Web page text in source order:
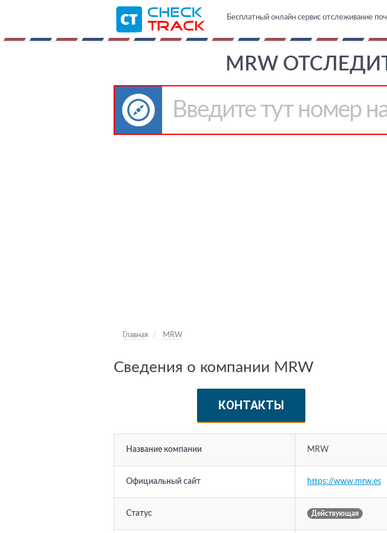
Бесплатный онлайн сервис отслеживание
MRW
Главная MRW
Сведения о компании MRW
КОНТАКТЫ
Название компании MRW
Официальный сайт https://www.mrw.es
Статус Действующая